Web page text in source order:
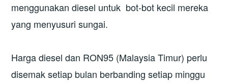
menggunakan diesel untuk bot-bot kecil mereka
yang menyusuri sungai.
Harga diesel dan RON95 (Malaysia Timur) perlu
disemak setiap bulan berbanding setiap minggu